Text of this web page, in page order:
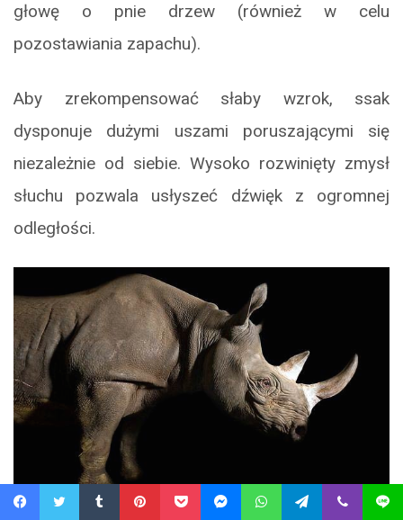
głowę o pnie drzew (również w celu
pozostawiania zapachu).
Aby zrekompensować słaby wzrok, ssak
dysponuje dużymi uszami poruszającymi się
niezależnie od siebie. Wysoko rozwinięty zmysł
słuchu pozwala usłyszeć dźwięk z ogromnej
odległości.